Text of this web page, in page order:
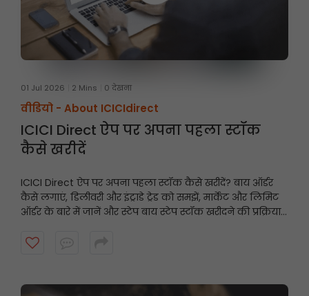
01 Jul 2026 2 Mins 0 देखना
वीडियो - About ICICIdirect
ICICI Direct ऐप पर अपना पहला स्टॉक
कैसे खरीदें
ICICI Direct ऐप पर अपना पहला स्टॉक कैसे खरीदें? बाय ऑर्डर
कैसे लगाएं, डिलीवरी और इंट्राडे ट्रेड को समझें, मार्केट और लिमिट
ऑर्डर के बारे में जानें और स्टेप बाय स्टेप स्टॉक खरीदने की प्रक्रिया